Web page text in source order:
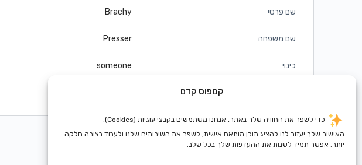
קמפוס קדם
כדי לשפר את החוויה שלך באתר, אנחנו משתמשים בקבצי עוגיות (Cookies).
האישור שלך יעזור לנו להציג תוכן מותאם אישית, לשפר את השירותים שלנו ולעבוד בצורה חלקה
יותר. אפשר תמיד לשנות את ההעדפות שלך בכל שלב.
שם פרטי Brachy
שם משפחה Presser
כינוי someone